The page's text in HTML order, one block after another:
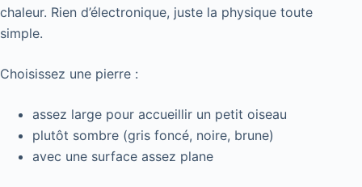
chaleur. Rien d’électronique, juste la physique toute
simple.
Choisissez une pierre :
assez large pour accueillir un petit oiseau
plutôt sombre (gris foncé, noire, brune)
avec une surface assez plane